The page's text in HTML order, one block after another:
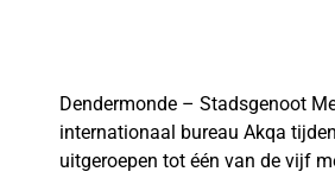
Dendermonde – Stadsgenoot
internationaal bureau Akqa
uitgeroepen tot één van de vijf